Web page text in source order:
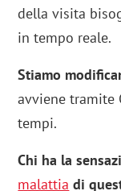
della visita
in tempo reale.
Stiamo
avviene tramite
tempi.
Chi ha la
malattia di